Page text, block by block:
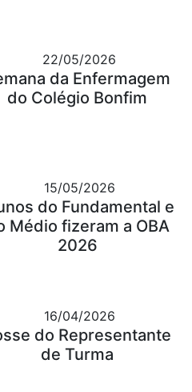
22/05/2026
da Enfermagem
do Colégio Bonfim
15/05/2026
do Fundamental e
Médio fizeram a OBA
2026
16/04/2026
do Representante
de Turma